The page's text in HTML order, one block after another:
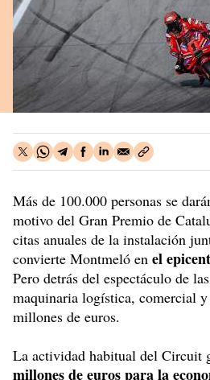
Más de 100.000 personas se
motivo del Gran Premio de
citas anuales de la instalación
convierte Montmeló en el
Pero detrás del espectáculo de
maquinaria logística, comercial
millones de euros.
La actividad habitual del Circuit
millones de euros para la